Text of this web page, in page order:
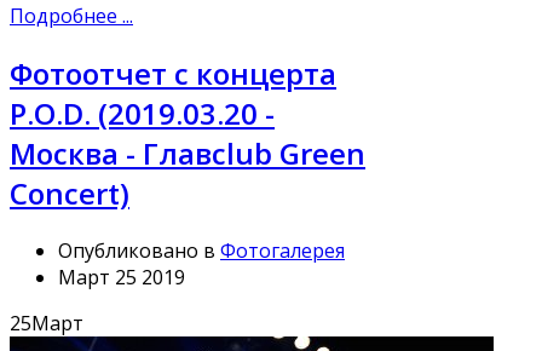
Подробнее ...
Фотоотчет с концерта
P.O.D. (2019.03.20 -
Москва - Главclub Green
Concert)
Опубликовано в Фотогалерея
Март 25 2019
25Март